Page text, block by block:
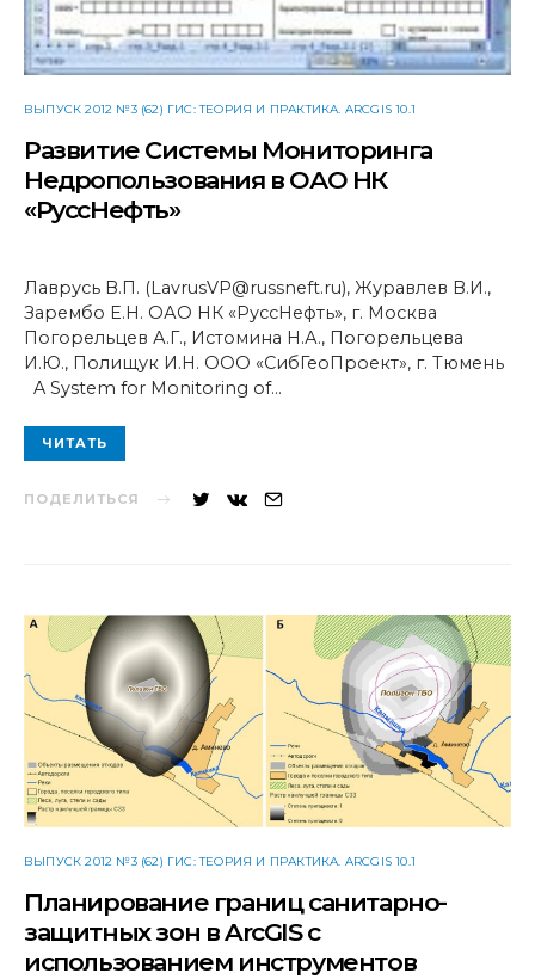
ВЫПУСК 2012 №3 (62) ГИС: ТЕОРИЯ И ПРАКТИКА. ARCGIS 10.1
Развитие Системы Мониторинга
Недропользования в ОАО НК
«РуссНефть»
Лаврусь В.П. (LavrusVP@russneft.ru), Журавлев В.И.,
Зарембо Е.Н. ОАО НК «РуссНефть», г. Москва
Погорельцев А.Г., Истомина Н.А., Погорельцева
И.Ю., Полищук И.Н. ООО «СибГеоПроект», г. Тюмень
A System for Monitoring of…
ЧИТАТЬ
ПОДЕЛИТЬСЯ
ВЫПУСК 2012 №3 (62) ГИС: ТЕОРИЯ И ПРАКТИКА. ARCGIS 10.1
Планирование границ санитарно-
защитных зон в ArcGIS с
использованием инструментов